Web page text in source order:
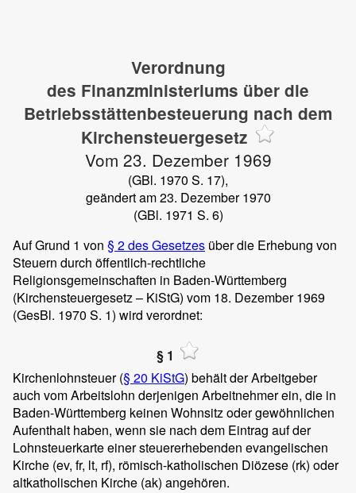
Verordnung
des Finanzministeriums über die
Betriebsstättenbesteuerung nach dem
Kirchensteuergesetz
Vom 23. Dezember 1969
(GBl. 1970 S. 17),
geändert am 23. Dezember 1970
(GBl. 1971 S. 6)
Auf Grund 1 von § 2 des Gesetzes über die Erhebung von
Steuern durch öffentlich-rechtliche
Religionsgemeinschaften in Baden-Württemberg
(Kirchensteuergesetz – KiStG) vom 18. Dezember 1969
(GesBl. 1970 S. 1) wird verordnet:
§ 1
Kirchenlohnsteuer (§ 20 KiStG) behält der Arbeitgeber
auch vom Arbeitslohn derjenigen Arbeitnehmer ein, die in
Baden-Württemberg keinen Wohnsitz oder gewöhnlichen
Aufenthalt haben, wenn sie nach dem Eintrag auf der
Lohnsteuerkarte einer steuererhebenden evangelischen
Kirche (ev, fr, lt, rf), römisch-katholischen Diözese (rk) oder
altkatholischen Kirche (ak) angehören.